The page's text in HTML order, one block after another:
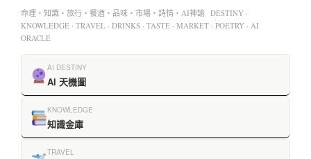
命理・知識・旅行・餐酒・品味・市場・詩情・AI神諭 DESTINY ·
KNOWLEDGE · TRAVEL · DRINKS · TASTE · MARKET · POETRY · AI
ORACLE
AI DESTINY
AI 天機圖
KNOWLEDGE
知識金庫
TRAVEL